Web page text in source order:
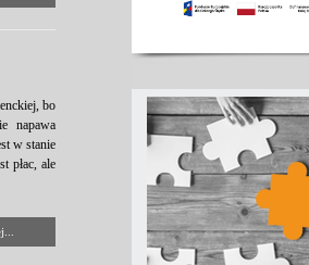
bo
napawa
w stanie
płac, ale